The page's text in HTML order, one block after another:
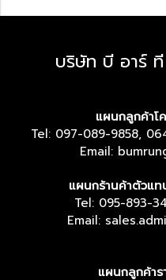
บริษัท บี อาร์
แผนกลูกค้าโ
Tel: 097-089-9858,
Email:
แผนกร้านค้าตัวแ
Tel: 095-893-
Email:
แผนกลูกค้า